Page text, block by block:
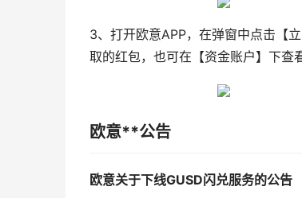
3、打开欧意APP，在弹窗中点击【
取的红包，也可在【资金账户】下查
欧意**公告
欧意关于下线GUSD闪兑服务的公告